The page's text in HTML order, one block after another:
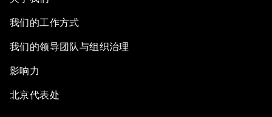
我们的工作方式
我们的领导团队与组织治理
影响力
北京代表处